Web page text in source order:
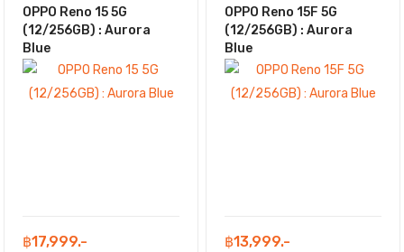
OPPO Reno 15 5G
(12/256GB) : Aurora
Blue
฿17,999.-
OPPO Reno 15F 5G
(12/256GB) : Aurora
Blue
฿13,999.-